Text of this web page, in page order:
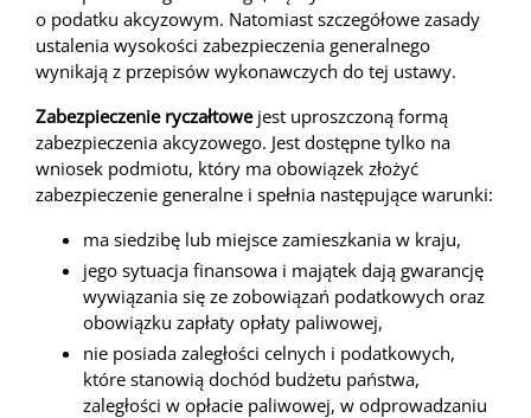
o podatku akcyzowym. Natomiast szczegółowe zasady
ustalenia wysokości zabezpieczenia generalnego
wynikają z przepisów wykonawczych do tej ustawy.
Zabezpieczenie ryczałtowejest uproszczoną formą
zabezpieczenia akcyzowego. Jest dostępne tylko na
wniosek podmiotu, który ma obowiązek złożyć
zabezpieczenie generalne i spełnia następujące warunki:
ma siedzibę lub miejsce zamieszkania w kraju,
jego sytuacja finansowa i majątek dają gwarancję
wywiązania się ze zobowiązań podatkowych oraz
obowiązku zapłaty opłaty paliwowej,
nie posiada zaległości celnych i podatkowych,
które stanowią dochód budżetu państwa,
zaległości w opłacie paliwowej, w odprowadzaniu